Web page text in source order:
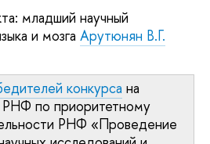
младший научный
и мозга Арутюнян В.Г.
конкурса на
РНФ по приоритетному
РНФ «Проведение